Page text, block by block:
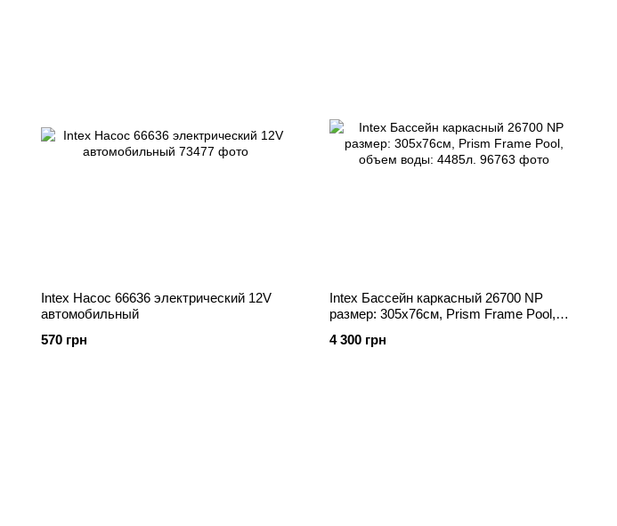
Intex Насос 66636 электрический 12V
автомобильный
570 грн
Intex Бассейн каркасный 26700 NP
размер: 305x76см, Prism Frame Pool,
4 300 грн